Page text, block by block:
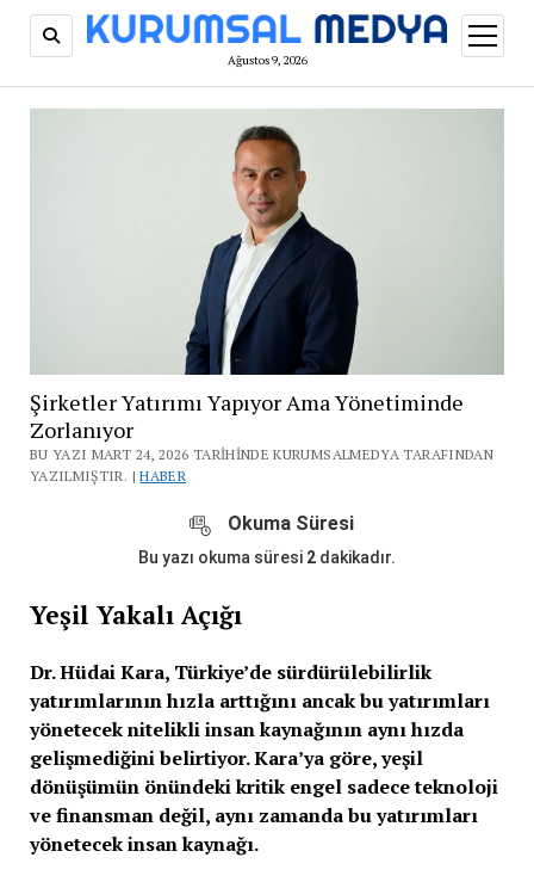
Ağustos 9, 2026
aç
Şirketler Yatırımı Yapıyor Ama Yönetiminde
Zorlanıyor
BU YAZI MART 24, 2026 TARIHINDE KURUMSALMEDYA TARAFINDAN
YAZILMIŞTIR. |HABER
Okuma Süresi
Bu yazı okuma süresi 2 dakikadır.
Yeşil Yakalı Açığı
Dr. Hüdai Kara, Türkiye’de sürdürülebilirlik
yatırımlarının hızla arttığını ancak bu yatırımları
yönetecek nitelikli insan kaynağının aynı hızda
gelişmediğini belirtiyor.Kara’ya göre, yeşil
dönüşümün önündeki kritik engel sadece teknoloji
ve finansman değil, aynı zamanda bu yatırımları
yönetecek insan kaynağı.